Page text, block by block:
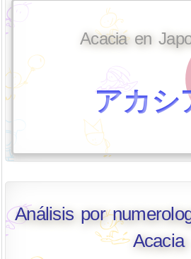
Acacia en
アカシ
Análisis por
Acacia